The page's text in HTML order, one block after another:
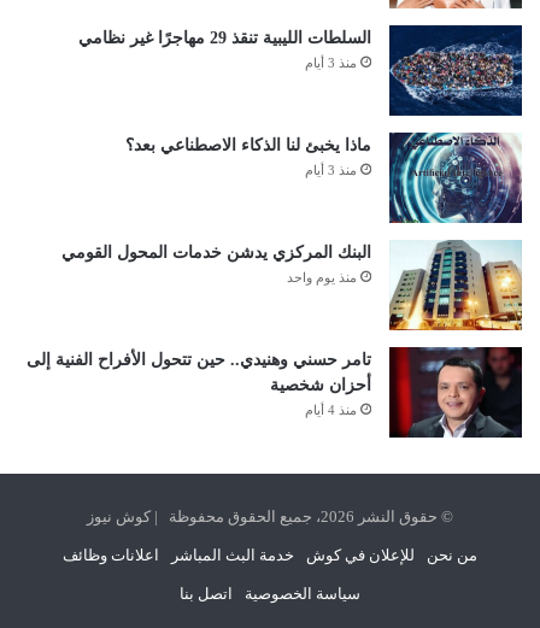
السلطات الليبية تنقذ 29 مهاجرًا غير نظامي
منذ 3 أيام
ماذا يخبئ لنا الذكاء الاصطناعي بعد؟
منذ 3 أيام
البنك المركزي يدشن خدمات المحول القومي
منذ يوم واحد
تامر حسني وهنيدي.. حين تتحول الأفراح الفنية إلى
أحزان شخصية
منذ 4 أيام
© حقوق النشر 2026، جميع الحقوق محفوظة | كوش نيوز
من نحن للإعلان في كوش خدمة البث المباشر اعلانات وظائف
سياسة الخصوصية اتصل بنا